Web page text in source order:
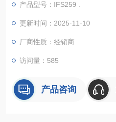
电气性能稳定：工作电压为 10-
采用 NPN 常开输出方式，输出
开关在电路异常时不受损坏。
检测精度高：感应距离为 7mm
m，检测精度较高。对钢、不锈钢
产品型号：IFS259 .
更新时间：2025-11-10
厂商性质：经销商
访问量：585
产品咨询